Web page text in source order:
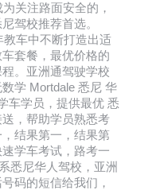
关注路面安全的，
驾校推荐首选。
教车中不断打造出适
套餐，最优价格的
。亚洲通驾驶学校
学 Mortdale 悉尼 华
车学员，提供最优 悉
，帮助学员熟悉考
结果第一，结果第
学车考试，路考一
悉尼华人驾校，亚洲
码的短信给我们，